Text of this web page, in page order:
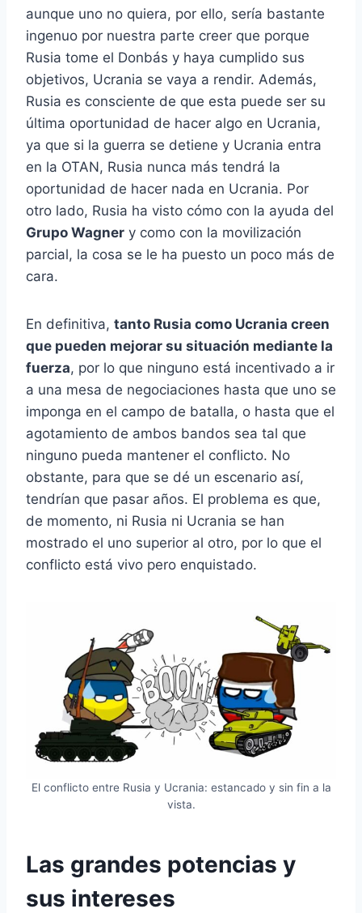
aunque uno no quiera, por ello, sería bastante
ingenuo por nuestra parte creer que porque
Rusia tome el Donbás y haya cumplido sus
objetivos, Ucrania se vaya a rendir. Además,
Rusia es consciente de que esta puede ser su
última oportunidad de hacer algo en Ucrania,
ya que si la guerra se detiene y Ucrania entra
en la OTAN, Rusia nunca más tendrá la
oportunidad de hacer nada en Ucrania. Por
otro lado, Rusia ha visto cómo con la ayuda del
Grupo Wagner y como con la movilización
parcial, la cosa se le ha puesto un poco más de
cara.
En definitiva, tanto Rusia como Ucrania creen
que pueden mejorar su situación mediante la
fuerza, por lo que ninguno está incentivado a ir
a una mesa de negociaciones hasta que uno se
imponga en el campo de batalla, o hasta que el
agotamiento de ambos bandos sea tal que
ninguno pueda mantener el conflicto. No
obstante, para que se dé un escenario así,
tendrían que pasar años. El problema es que,
de momento, ni Rusia ni Ucrania se han
mostrado el uno superior al otro, por lo que el
conflicto está vivo pero enquistado.
El conflicto entre Rusia y Ucrania: estancado y sin fin a la
vista.
Las grandes potencias y
sus intereses